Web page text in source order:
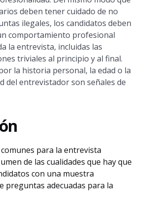
deben tener cuidado de no
ilegales, los candidatos deben
comportamiento profesional
la entrevista, incluidas las
triviales al principio y al final.
la historia personal, la edad o la
del entrevistador son señales de
para la entrevista
de las cualidades que hay que
con una muestra
preguntas adecuadas para la